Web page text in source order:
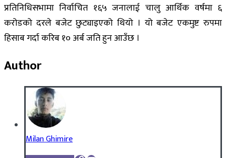
प्रतिनिधिसभामा निर्वाचित १६५ जनालाई चालु आर्थिक वर्षमा ६
करोडको दरले बजेट छुट्याइएको थियो । यो बजेट एकमुष्ट रुपमा
हिसाब गर्दा करिब १० अर्ब जति हुन आउँछ ।
Author
Milan Ghimire